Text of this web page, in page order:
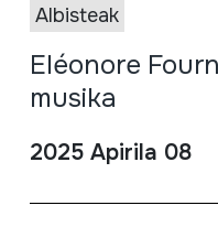
Albisteak
Eléonore
musika
2025 Apirila 08